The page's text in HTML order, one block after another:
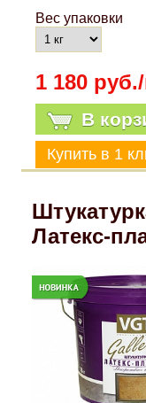
Вес упаковки
1 180
В
Латекс-